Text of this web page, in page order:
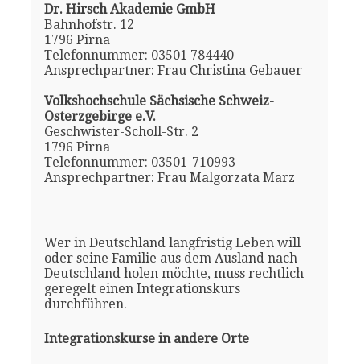
Dr. Hirsch Akademie GmbH
Bahnhofstr. 12
1796 Pirna
Telefonnummer: 03501 784440
Ansprechpartner: Frau Christina Gebauer
Volkshochschule Sächsische Schweiz-
Osterzgebirge e.V.
Geschwister-Scholl-Str. 2
1796 Pirna
Telefonnummer: 03501-710993
Ansprechpartner: Frau Malgorzata Marz
Wer in Deutschland langfristig Leben will
oder seine Familie aus dem Ausland nach
Deutschland holen möchte, muss rechtlich
geregelt einen Integrationskurs
durchführen.
Integrationskurse in andere Orte